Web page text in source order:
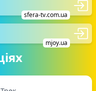
музичну базу
з їх
і посмішками.
sfera-tv.com.ua
mjoy.ua